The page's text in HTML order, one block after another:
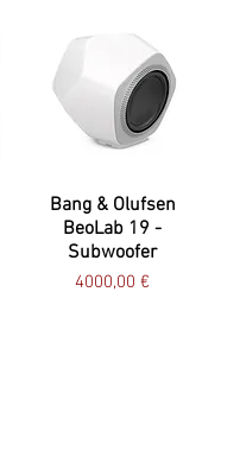
Bang & Olufsen
BeoLab 19 -
Subwoofer
Preço
4000,00 €